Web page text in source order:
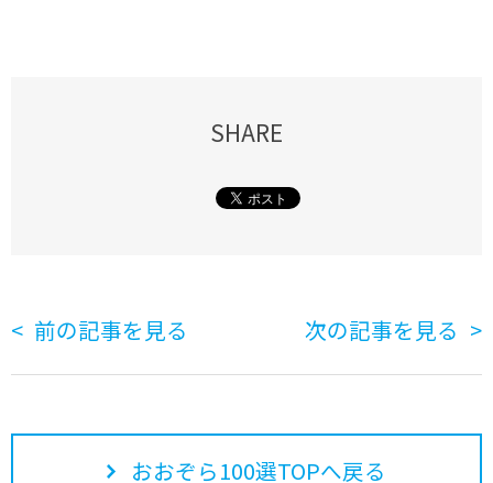
SHARE
前の記事を見る 次の記事を見る
おおぞら100選TOPへ戻る